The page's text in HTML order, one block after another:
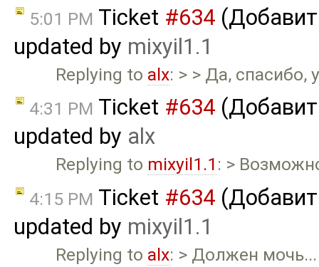
5:01 PM Ticket #634
updated by mixyil1.1
Replying to alx: > > Да, спасибо,
4:31 PM Ticket #634
updated by alx
Replying to mixyil1.1 : >
4:15 PM Ticket #634
updated by mixyil1.1
Replying to alx: > Должен мочь...